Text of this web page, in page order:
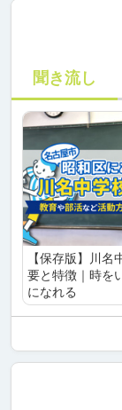
聞き流し
【保存版】川名
要と特徴｜時を
になれる